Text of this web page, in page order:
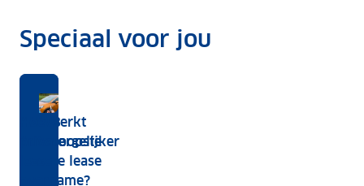
Speciaal voor jou
goedkoopste
private lease
Een
auto
kopen
Een
tweedehands
auto
private
ANWB
Autovergelijker
Hoe werkt
private
overname?